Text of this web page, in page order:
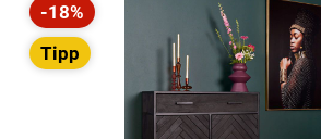
Rabatt
-18%
Tipp